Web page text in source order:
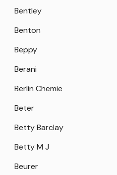
Bentley
Benton
Beppy
Berani
Berlin Chemie
Beter
Betty Barclay
Betty M J
Beurer